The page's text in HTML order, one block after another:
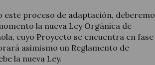
proceso de adaptación,
la nueva Ley Orgánica de
cuyo Proyecto se encuentra en fase
asimismo un Reglamento de
la nueva Ley.